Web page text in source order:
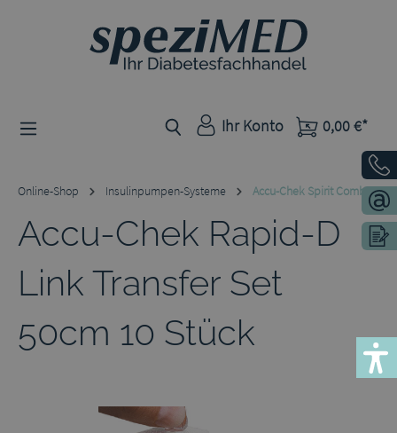
Zum Hauptinhalt springen
Ihr Konto 0,00 €*
Online-Shop Insulinpumpen-Systeme Accu-Chek Spirit Combo
Accu-Chek Rapid-D
Link Transfer Set
50cm 10 Stück
Bildergalerie überspringen